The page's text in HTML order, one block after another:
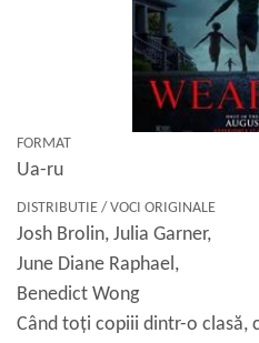
FORMAT
Ua-ru
DISTRIBUTIE / VOCI ORIGINALE
Josh Brolin, Julia Garner,
June Diane Raphael,
Benedict Wong
Când toți copiii dintr-o clasă,